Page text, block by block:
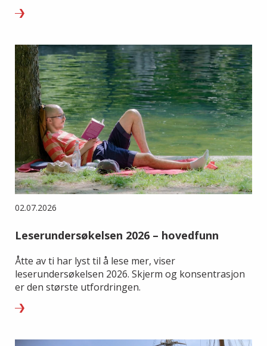
02.07.2026
Leserundersøkelsen 2026 – hovedfunn
Åtte av ti har lyst til å lese mer, viser
leserundersøkelsen 2026. Skjerm og konsentrasjon
er den største utfordringen.